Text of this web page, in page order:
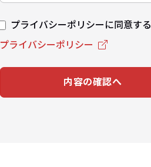
プライバシーポリシーに同意する
プライバシーポリシー
内容の確認へ